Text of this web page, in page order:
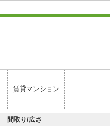
賃貸マンション
間取り/広さ